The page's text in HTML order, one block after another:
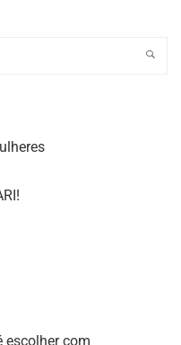
escolher com